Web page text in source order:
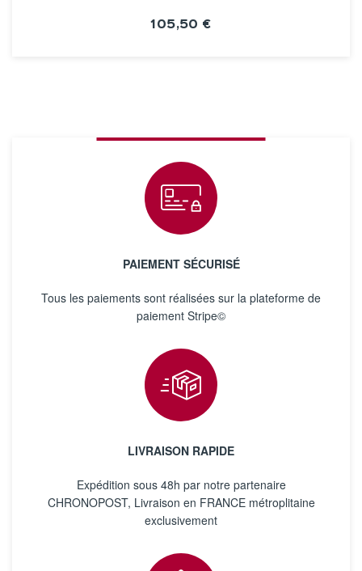
105,50 €
PAIEMENT SÉCURISÉ
Tous les paiements sont réalisées sur la plateforme de
paiement Stripe©
LIVRAISON RAPIDE
Expédition sous 48h par notre partenaire
CHRONOPOST, Livraison en FRANCE métroplitaine
exclusivement